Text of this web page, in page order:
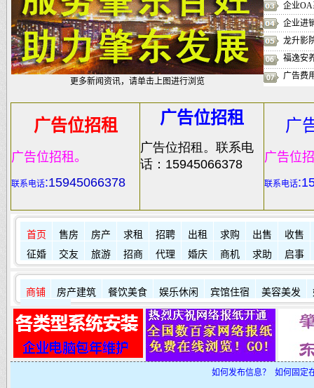
更多新闻资讯，请单击上图进行浏览
企业OA
企业进
龙升影
福逸安
广告费
广告位招租
广告位招租。
联系电话:15945066378
广告位招租
广告位招租。联系电
话：15945066378
广
广告位
联系电话
首页 售房 房产 求租 招聘 出租 求购 出售
收售
征婚
交友 旅游 招商 代理 婚庆 商机 求助 启事
商铺 房产建筑 餐饮美食 娱乐休闲 宾馆住宿 美容美发
其它店铺
如何发布信息？ 如何固定